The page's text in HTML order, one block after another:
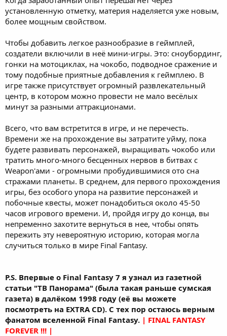
установленную отметку, материя наделяется уже новым,
более мощным свойством.
Чтобы добавить легкое разнообразие в геймплей,
создатели включили в неё мини-игры. Это: сноубординг,
гонки на мотоциклах, на чокобо, подводное сражение и
тому подобные приятные добавления к геймплею. В
игре также присутствует огромный развлекательный
центр, в котором можно провести не мало весёлых
минут за разными аттракционами.
Всего, что вам встретится в игре, и не перечесть.
Времени же на прохождение вы затратите уйму, пока
будете развивать персонажей, выращивать чокобо или
тратить много-много бесценных нервов в битвах с
Weapon'ами - огромными пробудившимися ото сна
стражами планеты. В среднем, для первого прохождения
игры, без особого упора на развитие персонажей и
побочные квесты, может понадобиться около 45-50
часов игрового времени. И, пройдя игру до конца, вы
непременно захотите вернуться в нее, чтобы опять
пережить эту невероятную историю, которая могла
случиться только в мире Final Fantasy.
P.S. Впервые о Final Fantasy 7 я узнал из газетной
статьи "ТВ Панорама" (была такая раньше сумская
газета) в далёком 1998 году (её вы можете
посмотреть на EXTRA CD). С тех пор остаюсь верным
фанатом вселенной Final Fantasy. | FINAL FANTASY
FOREVER !!! |